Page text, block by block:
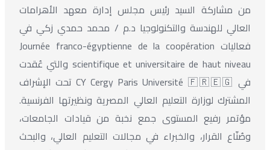
من مشاركة السيد رئيس مجلس إدارة معهد الأهرامات
العالي للهندسة والتكنولوجيا د.م / محمد حمدي زكي في
فعاليات Journée franco-égyptienne de la coopération
scientifique et universitaire de haut niveau والتي عُقدت
في CY Cergy Paris Université 🇫🇷🇪🇬 تحت الإشراف
المشترك لوزارة التعليم العالي المصرية ونظيرتها الفرنسية.
مؤتمر رفيع المستوى جمع نخبة من قيادات الجامعات،
وصُنّاع القرار، والخبراء في مجالات التعليم العالي، والبحث